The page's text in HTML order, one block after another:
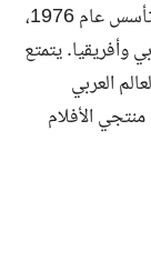
يُذكر أن مهرجان القاهرة السينمائي الدولي، الذي تأسس عام 1976،
وأفريقيا. يتمتع
العربي
الأفلام